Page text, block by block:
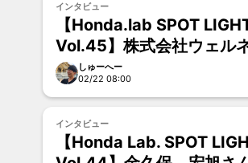
インタビュー
【Honda.lab SPOT
Vol.45】株式会社ウェル
取締役医師 中田 航太郎さ
しゅーへー
02/22 08:00
インタビュー
【Honda Lab. SPOT